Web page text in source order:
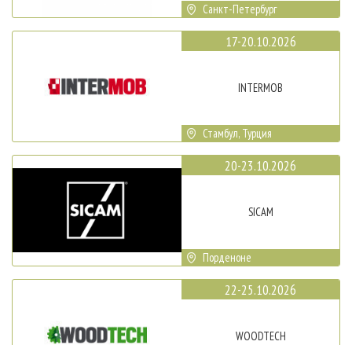
Санкт-Петербург
17-20.10.2026
INTERMOB
Стамбул, Турция
20-23.10.2026
SICAM
Порденоне
22-25.10.2026
WOODTECH